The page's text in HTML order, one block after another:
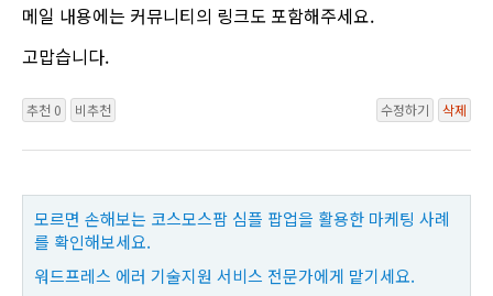
메일 내용에는 커뮤니티의 링크도 포함해주세요.
고맙습니다.
추천 0 비추천 수정하기 삭제
모르면 손해보는 코스모스팜 심플 팝업을 활용한 마케팅 사례
를 확인해보세요.
워드프레스 에러 기술지원 서비스 전문가에게 맡기세요.